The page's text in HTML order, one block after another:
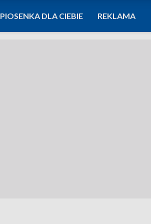
PIOSENKA DLA CIEBIE REKLAMA